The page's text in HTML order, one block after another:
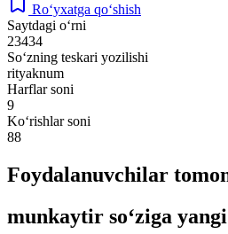
Ro‘yxatga qo‘shish
Saytdagi o‘rni
23434
So‘zning teskari yozilishi
rityaknum
Harflar soni
9
Ko‘rishlar soni
88
Foydalanuvchilar
munkaytir so‘ziga